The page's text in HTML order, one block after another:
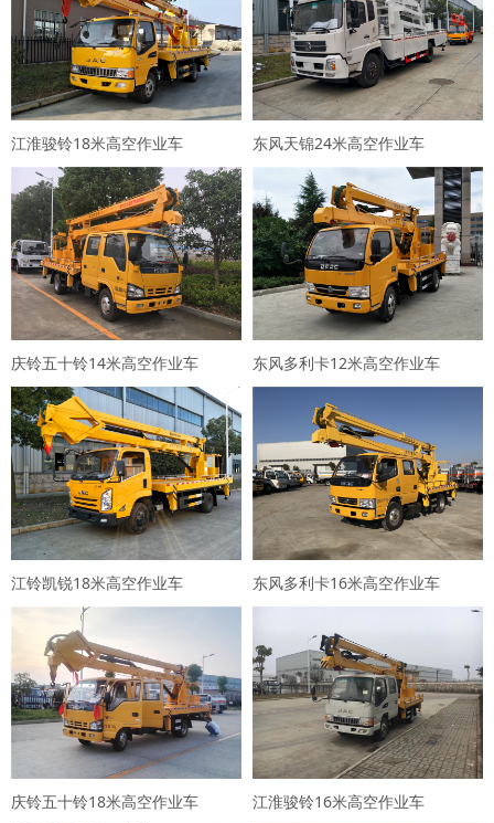
江淮骏铃18米高空作业车 东风天锦24米高空作业车
庆铃五十铃14米高空作业车 东风多利卡12米高空作业车
江铃凯锐18米高空作业车 东风多利卡16米高空作业车
庆铃五十铃18米高空作业车 江淮骏铃16米高空作业车